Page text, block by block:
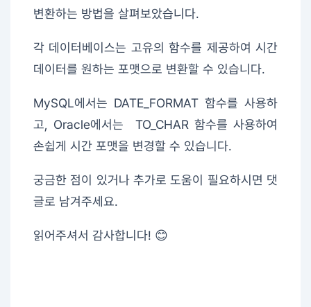
변환하는 방법을 살펴보았습니다.
각 데이터베이스는 고유의 함수를 제공하여 시간
데이터를 원하는 포맷으로 변환할 수 있습니다.
MySQL에서는 DATE_FORMAT 함수를 사용하
고, Oracle에서는 TO_CHAR 함수를 사용하여
손쉽게 시간 포맷을 변경할 수 있습니다.
궁금한 점이 있거나 추가로 도움이 필요하시면 댓
글로 남겨주세요.
읽어주셔서 감사합니다! 😊